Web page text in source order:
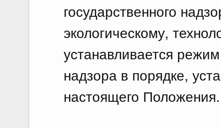
государственного
экологическому,
устанавливается
надзора в порядке,
настоящего Положения.